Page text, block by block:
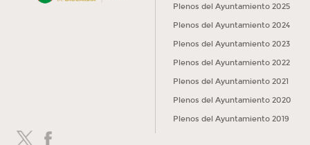
Plenos del Ayuntamiento 2025
Plenos del Ayuntamiento 2024
Plenos del Ayuntamiento 2023
Plenos del Ayuntamiento 2022
Plenos del Ayuntamiento 2021
Plenos del Ayuntamiento 2020
Plenos del Ayuntamiento 2019